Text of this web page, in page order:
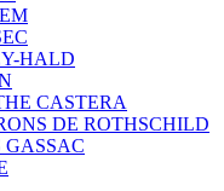
HALD
CASTERA
DE ROTHSCHILD